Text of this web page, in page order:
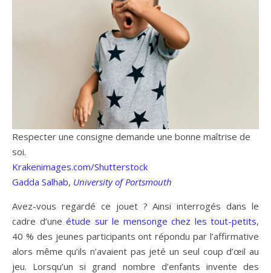
Respecter une consigne demande une bonne maîtrise de
soi.
Krakenimages.com/Shutterstock
Gadda Salhab, University of Portsmouth
Avez-vous regardé ce jouet ? Ainsi interrogés dans le
cadre d’une étude sur le mensonge chez les tout-petits,
40 % des jeunes participants ont répondu par l’affirmative
alors même qu’ils n’avaient pas jeté un seul coup d’œil au
jeu. Lorsqu’un si grand nombre d’enfants invente des